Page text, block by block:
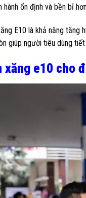
ổn định và bền bỉ
E10 là khả năng tăng
giúp người tiêu dùng tiết
xăng e10 cho